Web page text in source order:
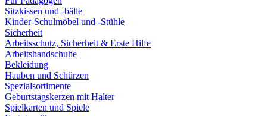
Sitzkissen und -bälle
Kinder-Schulmöbel und -Stühle
Sicherheit
Arbeitsschutz, Sicherheit & Erste Hilfe
Arbeitshandschuhe
Bekleidung
Hauben und Schürzen
Spezialsortimente
Geburtstagskerzen mit Halter
Spielkarten und Spiele